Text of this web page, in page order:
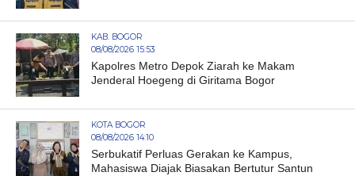
KAB. BOGOR
08/08/2026 15:53
Kapolres Metro Depok Ziarah ke Makam
Jenderal Hoegeng di Giritama Bogor
KOTA BOGOR
08/08/2026 14:10
Serbukatif Perluas Gerakan ke Kampus,
Mahasiswa Diajak Biasakan Bertutur Santun